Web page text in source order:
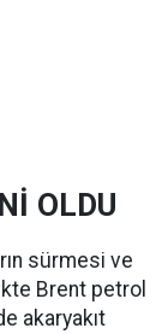
OLDU
sürmesi ve
Brent petrol
akaryakıt